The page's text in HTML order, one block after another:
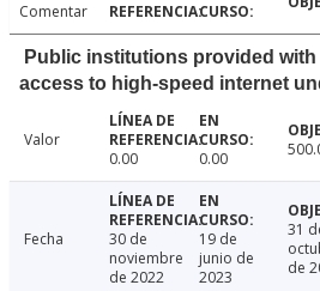
Comentar
Public institutions provided with
access to high-speed internet
Valor
0.00
0.00
Fecha
30 de
noviembre
de 2022
19 de
junio de
2023
31
de